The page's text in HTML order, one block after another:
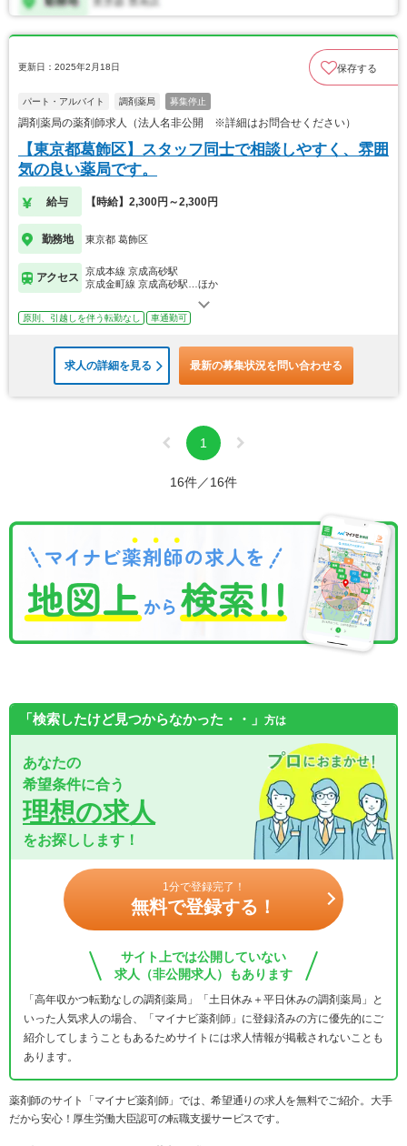
更新日：2025年2月18日 保存する
パート・アルバイト 調剤薬局 募集停止
調剤薬局の薬剤師求人（法人名非公開 ※詳細はお問合せください）
【東京都葛飾区】スタッフ同士で相談しやすく、雰囲
気の良い薬局です。
給与 【時給】2,300円～2,300円
勤務地 東京都 葛飾区
アクセス
京成本線 京成高砂駅
京成金町線 京成高砂駅…ほか
原則、引越しを伴う転勤なし 車通勤可
求人の詳細を見る 最新の募集状況を問い合わせる
1
16件／16件
「検索したけど見つからなかった・・」 方は
あなたの
希望条件に合う
理想の求人
をお探しします！
1分で登録完了！
無料で登録する！
サイト上では公開していない
求人（非公開求人）もあります
「高年収かつ転勤なしの調剤薬局」「土日休み＋平日休みの調剤薬局」と
いった人気求人の場合、「マイナビ薬剤師」に登録済みの方に優先的にご
紹介してしまうこともあるためサイトには求人情報が掲載されないことも
あります。
薬剤師のサイト「マイナビ薬剤師」では、希望通りの求人を無料でご紹介。大手
だから安心！厚生労働大臣認可の転職支援サービスです。